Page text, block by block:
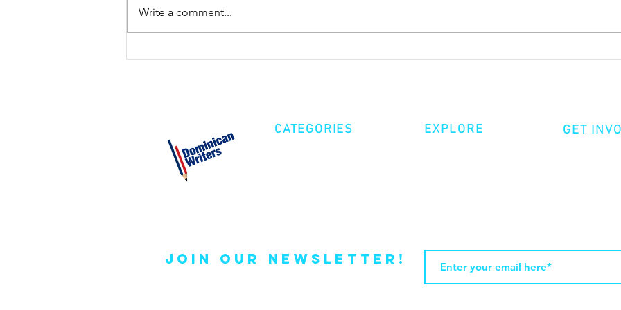
Write a comment...
CATEGORIES EXPLORE GET
join our newsletter!